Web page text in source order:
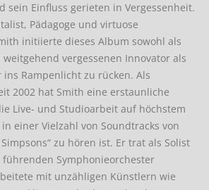
sein Einfluss gerieten in Vergessenheit.
Pädagoge und virtuose
initiierte dieses Album sowohl als
weitgehend vergessenen Innovator als
Rampenlicht zu rücken. Als
2002 hat Smith eine erstaunliche
Live- und Studioarbeit auf höchstem
einer Vielzahl von Soundtracks von
Simpsons“ zu hören ist. Er trat als Solist
Symphonieorchester
mit unzähligen Künstlern wie